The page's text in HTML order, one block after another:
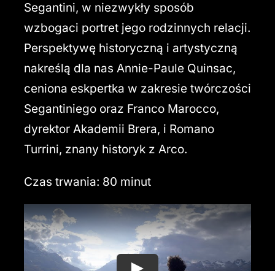
Segantini, w niezwykły sposób
wzbogaci portret jego rodzinnych relacji.
Perspektywę historyczną i artystyczną
nakreślą dla nas Annie-Paule Quinsac,
ceniona eskpertka w zakresie twórczości
Segantiniego oraz Franco Marocco,
dyrektor Akademii Brera, i Romano
Turrini, znany historyk z Arco.
Czas trwania: 80 minut